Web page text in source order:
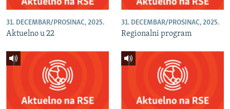
31. DECEMBAR/PROSINAC, 2025.
Aktuelno u 22
31. DECEMBAR/PROSINAC, 2025.
Regionalni program